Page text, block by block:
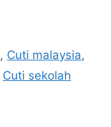
, Cuti malaysia,
Cuti sekolah